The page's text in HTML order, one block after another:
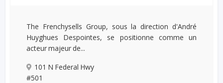
The Frenchysells Group, sous la direction d'André
Huyghues Despointes, se positionne comme un
acteur majeur de...
101 N Federal Hwy
#501